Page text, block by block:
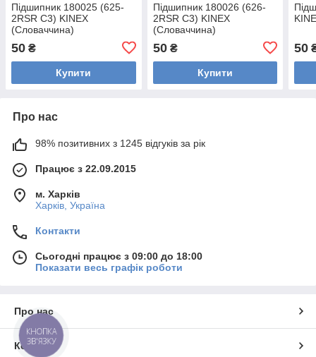
Підшипник 180025 (625-
2RSR C3) KINEX
(Словаччина)
50 ₴
Купити
Підшипник 180026 (626-
2RSR C3) KINEX
(Словаччина)
50₴
Купити
50
Про нас
98% позитивних з 1245 відгуків за рік
Працює з 22.09.2015
м. Харків
Харків, Україна
Контакти
Сьогодні працює з 09:00 до 18:00
Показати весь графік роботи
Про нас
Контакти
КНОПКА
ЗВ'ЯЗКУ